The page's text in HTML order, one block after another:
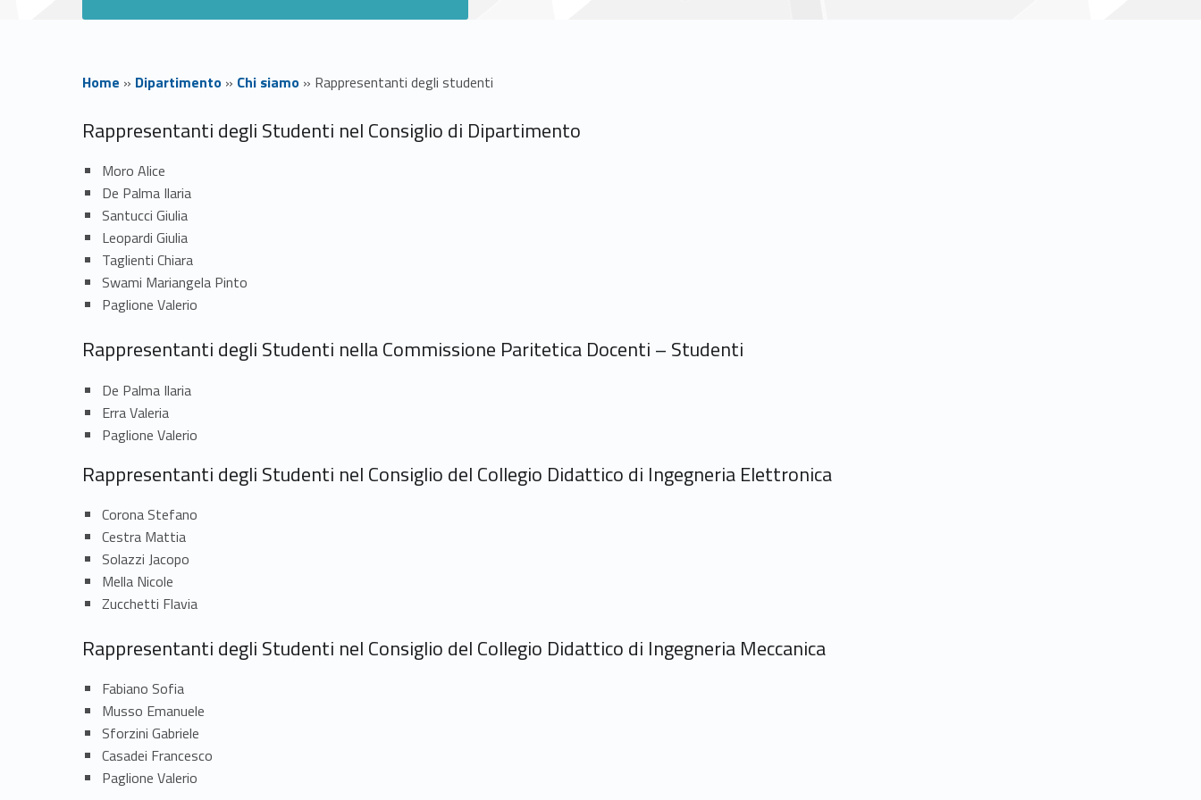
Home » Dipartimento » Chi siamo » Rappresentanti degli studenti
R
a
p
p
r
e
s
e
n
t
a
n
t
i
d
Rappresentanti degli Studenti nel Consiglio di Dipartimento
Moro Alice
De Palma Ilaria
Santucci Giulia
Leopardi Giulia
Taglienti Chiara
Swami Mariangela Pinto
Paglione Valerio
Rappresentanti degli Studenti nella Commissione Paritetica Docenti – Studenti
De Palma Ilaria
Erra Valeria
Paglione Valerio
Rappresentanti degli Studenti nel Consiglio del Collegio Didattico di Ingegneria Elettronica
Corona Stefano
Cestra Mattia
Solazzi Jacopo
Mella Nicole
Zucchetti Flavia
Rappresentanti degli Studenti nel Consiglio del Collegio Didattico di Ingegneria Meccanica
Fabiano Sofia
Musso Emanuele
Sforzini Gabriele
Casadei Francesco
Paglione Valerio